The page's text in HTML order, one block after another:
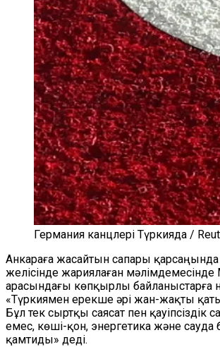
Германия канцлері Түркияда /
Анкараға жасайтын сапары қарсаңында
желісінде жариялаған мәлімдемесінде
арасындағы көпқырлы байланыстарға
«Түркиямен ерекше әрі жан-жақты
Бұл тек сыртқы саясат пен қауіпсіздік
емес, көші-қон, энергетика және сауда
қамтиды» деді.